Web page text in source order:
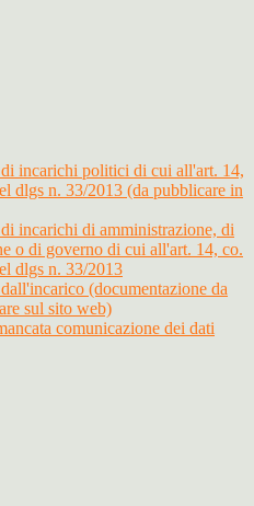
incarichi politici di cui all'art. 14,
dlgs n. 33/2013 (da pubblicare in
incarichi di amministrazione, di
o di governo di cui all'art. 14, co.
dlgs n. 33/2013
(documentazione da
sul sito web)
comunicazione dei dati